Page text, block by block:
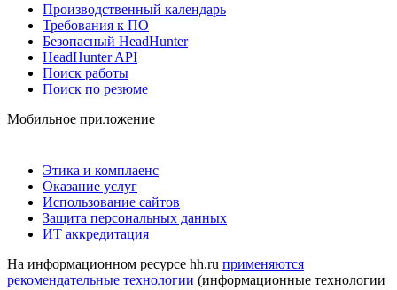
Производственный календарь
Требования к ПО
Безопасный HeadHunter
HeadHunter API
Поиск работы
Поиск по резюме
Мобильное приложение
Этика и комплаенс
Оказание услуг
Использование сайтов
Защита персональных данных
ИТ аккредитация
На информационном ресурсе hh.ru применяются
рекомендательные технологии (информационные технологии